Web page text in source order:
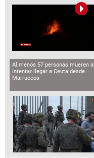
Al menos 57 personas mueren al
intentar llegar a Ceuta desde
Marruecos